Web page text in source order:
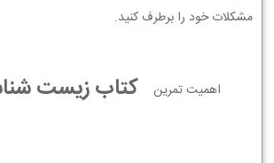
مشکلات خود را برطرف کنید.
اهمیت تمرین کتاب زیست